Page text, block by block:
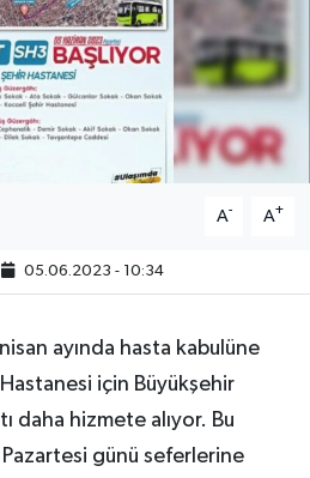
A- A+
05.06.2023 - 10:34
ayında hasta kabulüne
için Büyükşehir
daha hizmete alıyor. Bu
günü seferlerine